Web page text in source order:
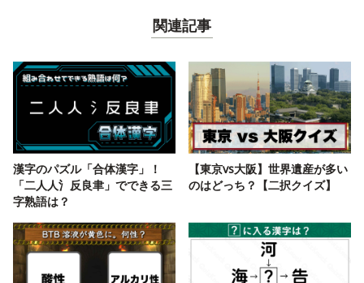
関連記事
漢字のパズル「合体漢字」！
「二人人氵反良聿」でできる三
字熟語は？
【東京vs大阪】世界遺産が多い
のはどっち？【二択クイズ】